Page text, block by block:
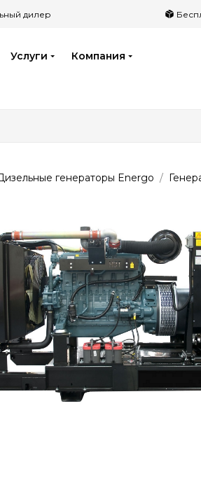
дилер
Услуги Компания
генераторы Energo